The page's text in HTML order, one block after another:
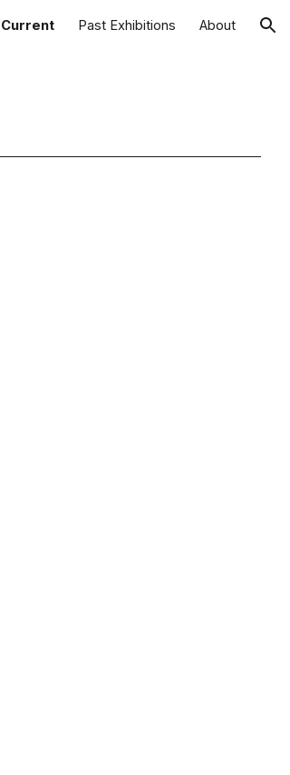
Current Past Exhibitions About